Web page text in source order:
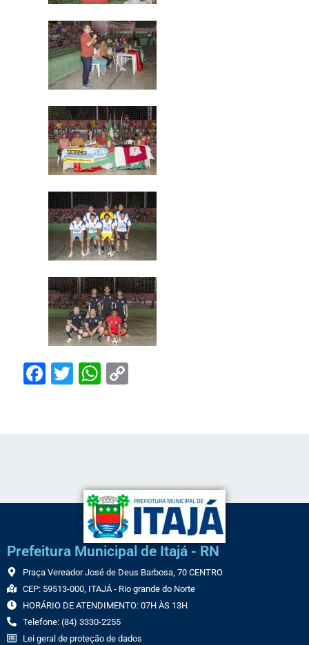
Facebook
TwitterWhatsApp
Prefeitura Municipal de Itajá - RN
Praça Vereador José de Deus Barbosa, 70 CENTRO
CEP: 59513-000, ITAJÁ - Rio grande do Norte
HORÁRIO DE ATENDIMENTO: 07H ÀS 13H
Telefone: (84) 3330-2255
Lei geral de proteção de dados